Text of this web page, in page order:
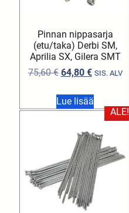
Pinnan nippasarja
(etu/taka) Derbi SM,
Aprilia SX, Gilera SMT
75,60€ 64,80 € SIS. ALV
Lue lisää
ALE!